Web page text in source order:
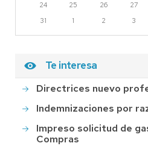
24
25 26 27
31
1 2 3
Te interesa
Directrices nuevo
Indemnizaciones por
Impreso solicitud de
Compras